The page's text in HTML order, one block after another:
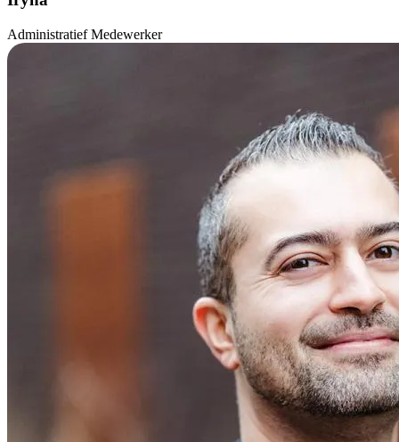
Administratief Medewerker